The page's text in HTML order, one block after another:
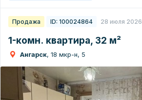
Продажа ID: 100024864 28 июля 2026
1-комн. квартира, 32 м²
Ангарск, 18 мкр-н, 5